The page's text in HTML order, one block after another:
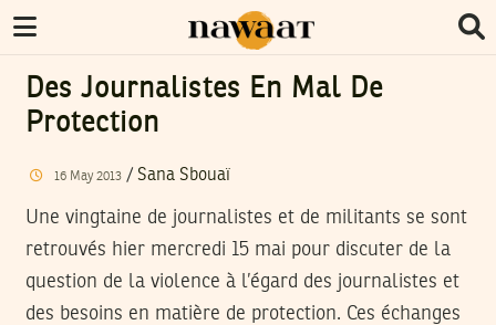
Des Journalistes En Mal De
Protection
16 May 2013/ Sana Sbouaï
Une vingtaine de journalistes et de militants se sont
retrouvés hier mercredi 15 mai pour discuter de la
question de la violence à l’égard des journalistes et
des besoins en matière de protection. Ces échanges